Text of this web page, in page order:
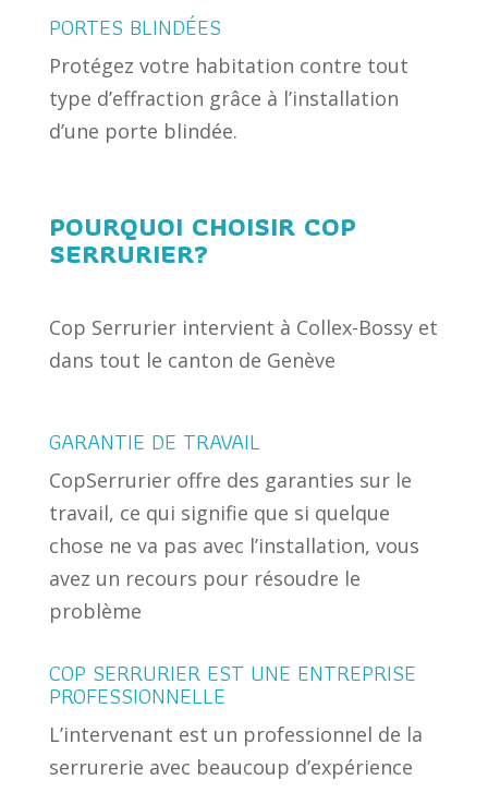
PORTES BLINDÉES
Protégez votre habitation contre tout
type d’effraction grâce à l’installation
d’une porte blindée.
POURQUOI CHOISIR COP
SERRURIER?
Cop Serrurier intervient à Collex-Bossy et
dans tout le canton de Genève
GARANTIE DE TRAVAIL
CopSerrurier offre des garanties sur le
travail, ce qui signifie que si quelque
chose ne va pas avec l’installation, vous
avez un recours pour résoudre le
problème
COP SERRURIER EST UNE ENTREPRISE
PROFESSIONNELLE
L’intervenant est un professionnel de la
serrurerie avec beaucoup d’expérience